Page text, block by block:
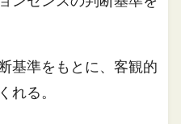
基準をもとに、客観的
れる。